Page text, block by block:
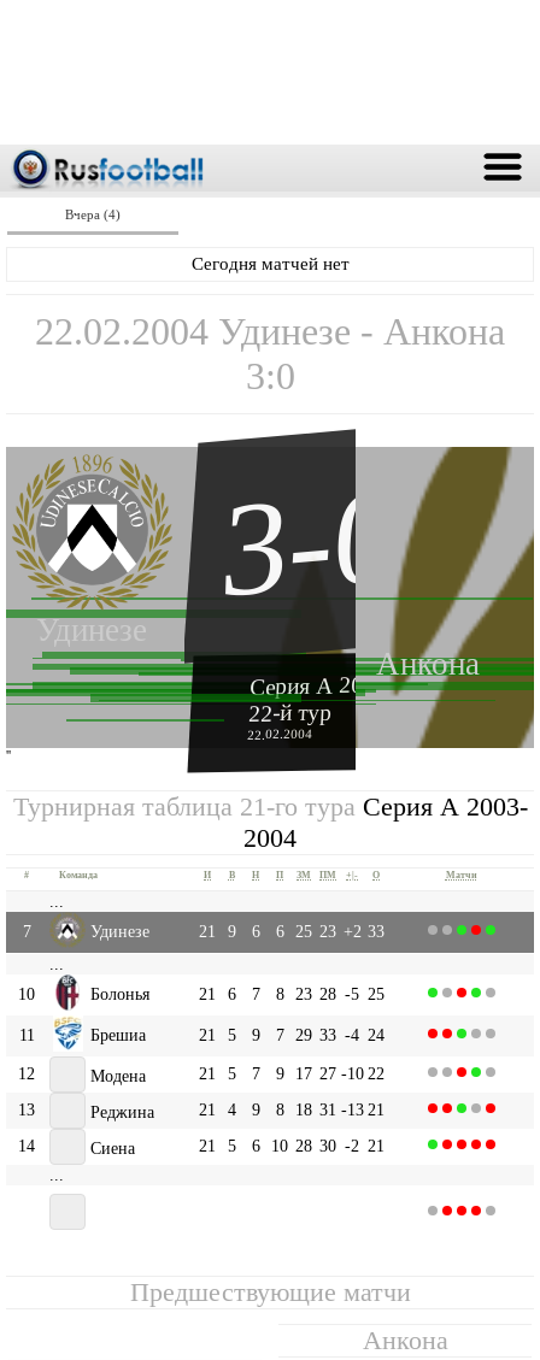
Вчера (4)
Сегодня матчей нет
22.02.2004 Удинезе - Анкона
3:0
Удинезе
Анкона
3-0
Серия А 2003-2004
22-й тур
22.02.2004
''
Турнирная таблица 21-го тура Серия А 2003-
2004
# Команда И В Н П ЗМ ПМ +|- О Матчи
7
Удинезе 21 9 6 6 25 23 +2 33
10
Болонья 21 6 7 8 23 28 -5 25
11 Брешиа 21 5 9 7 29 33 -4 24
12
Модена 21 5 7 9 17 27 -10 22
13
Реджина 21 4 9 8 18 31 -13 21
14
Сиена 21 5 6 10 28 30 -2 21
Предшествующие матчи
Анкона